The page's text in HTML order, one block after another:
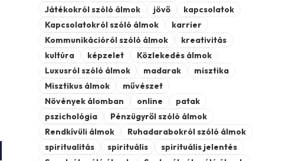
Játékokról szóló álmok
jövő
kapcsolatok
Kapcsolatokról szóló álmok
karrier
Kommunikációról szóló álmok
kreativitás
kultúra
képzelet
Közlekedés álmok
Luxusról szóló álmok
madarak
misztika
Misztikus álmok
művészet
Növények álomban
online
patak
pszichológia
Pénzügyről szóló álmok
Rendkívüli álmok
Ruhadarabokról szóló álmok
spiritualitás
spirituális
spirituális jelentés